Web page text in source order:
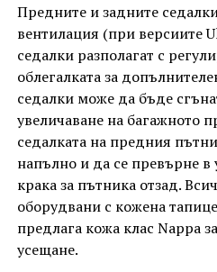
Предните и задните
вентилация (при версиите
седалки разполагат с
облегалката за
седалки може да бъде
увеличаване на багажното
седалката на предния
напълно и да се превърне в
крака за пътника отзад.
оборудвани с кожена
предлага кожа клас Nappa
усещане.